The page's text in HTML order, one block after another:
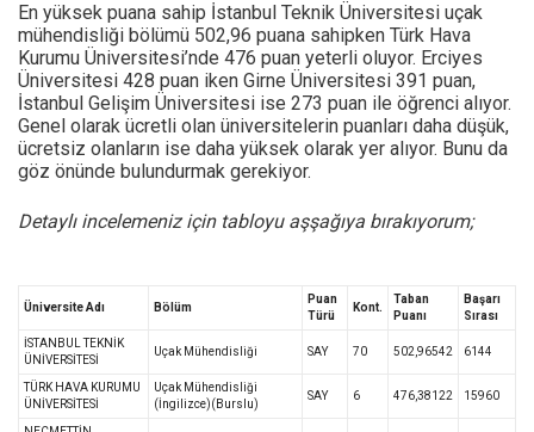
En yüksek puana sahip İstanbul Teknik Üniversitesi uçak
mühendisliği bölümü 502,96 puana sahipken Türk Hava
Kurumu Üniversitesi’nde 476 puan yeterli oluyor. Erciyes
Üniversitesi 428 puan iken Girne Üniversitesi 391 puan,
İstanbul Gelişim Üniversitesi ise 273 puan ile öğrenci alıyor.
Genel olarak ücretli olan üniversitelerin puanları daha düşük,
ücretsiz olanların ise daha yüksek olarak yer alıyor. Bunu da
göz önünde bulundurmak gerekiyor.
Detaylı incelemeniz için tabloyu aşşağıya bırakıyorum;
Üniversite Adı Bölüm
Puan
Türü
Kont.
Taban
Puanı
Başarı
Sırası
İSTANBUL TEKNİK
ÜNİVERSİTESİ
Uçak Mühendisliği SAY 70 502,96542 6144
TÜRK HAVA KURUMU
ÜNİVERSİTESİ
Uçak Mühendisliği
(İngilizce)(Burslu)
SAY 6 476,38122 15960